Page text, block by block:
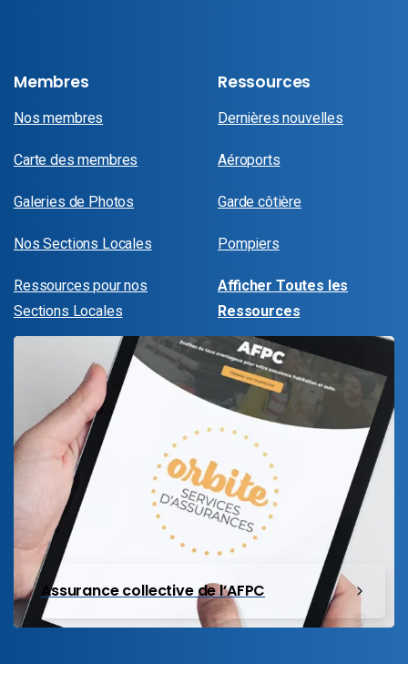
Membres
Nos membres
Carte des membres
Galeries de Photos
Nos Sections Locales
Ressources pour nos
Sections Locales
Ressources
Dernières nouvelles
Aéroports
Garde côtière
Pompiers
Afficher Toutes les
Ressources
Assurance collective de l’AFPC